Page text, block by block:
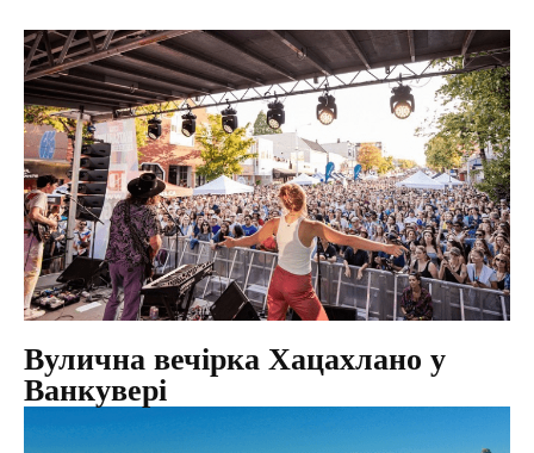
Вулична вечірка Хацахлано у
Ванкувері